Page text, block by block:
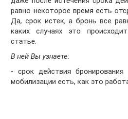
равно некоторое время есть
Да, срок истек, а бронь все
каких случаях это
статье.
В ней Вы узнаете:
- срок действия
мобилизации есть, как это